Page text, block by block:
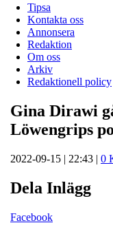
Tipsa
Kontakta oss
Annonsera
Redaktion
Om oss
Arkiv
Redaktionell policy
Gina Dirawi
Löwengrips
2022-09-15 | 22:43 | 0
Dela Inlägg
Facebook